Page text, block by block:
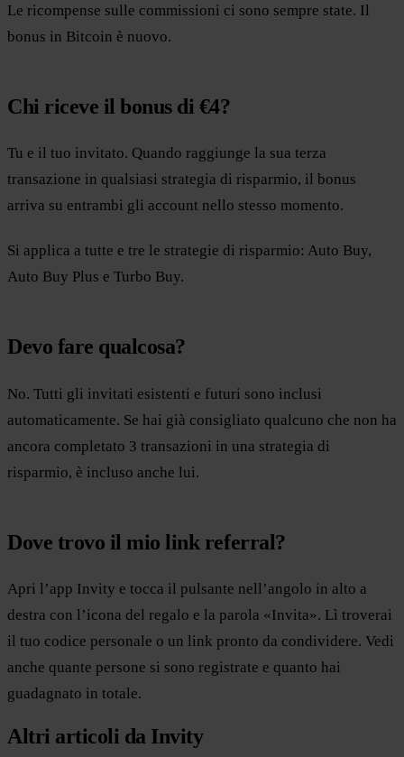
Le ricompense sulle commissioni ci sono sempre state. Il
bonus in Bitcoin è nuovo.
Chi riceve il bonus di €4?
Tu e il tuo invitato. Quando raggiunge la sua terza
transazione in qualsiasi strategia di risparmio, il bonus
arriva su entrambi gli account nello stesso momento.
Si applica a tutte e tre le strategie di risparmio: Auto Buy,
Auto Buy Plus e Turbo Buy.
Devo fare qualcosa?
No. Tutti gli invitati esistenti e futuri sono inclusi
automaticamente. Se hai già consigliato qualcuno che non ha
ancora completato 3 transazioni in una strategia di
risparmio, è incluso anche lui.
Dove trovo il mio link referral?
Apri l’app Invity e tocca il pulsante nell’angolo in alto a
destra con l’icona del regalo e la parola «Invita». Lì troverai
il tuo codice personale o un link pronto da condividere. Vedi
anche quante persone si sono registrate e quanto hai
guadagnato in totale.
Altri articoli da Invity